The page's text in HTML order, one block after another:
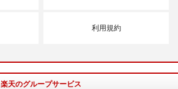
利用規約
楽天のグループサービス